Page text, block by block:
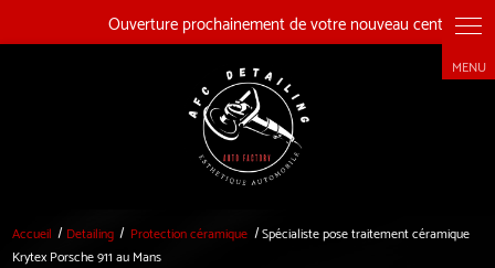
Accueil Detailing Protection céramique
Spécialiste pose traitement céramique
Krytex Porsche 911 au Mans
Panneau de gestion des cookies